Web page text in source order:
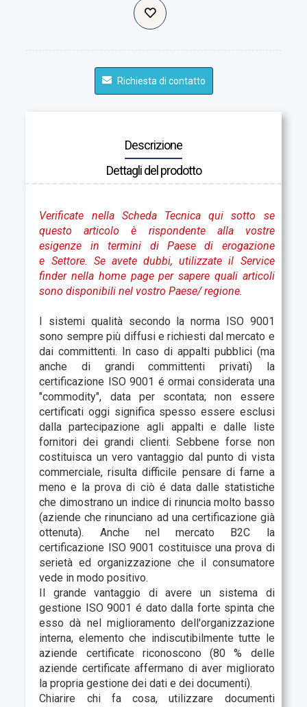
Richiesta di contatto
Descrizione
Dettagli del prodotto
Verificate nella Scheda Tecnica qui sotto se
questo articolo è rispondente alla vostre
esigenze in termini di Paese di erogazione
e Settore. Se avete dubbi, utilizzate il Service
finder nella home page per sapere quali articoli
sono disponibili nel vostro Paese/ regione.
I sistemi qualità secondo la norma ISO 9001
sono sempre più diffusi e richiesti dal mercato e
dai committenti. In caso di appalti pubblici (ma
anche di grandi committenti privati) la
certificazione ISO 9001 é ormai considerata una
"commodity", data per scontata; non essere
certificati oggi significa spesso essere esclusi
dalla partecipazione agli appalti e dalle liste
fornitori dei grandi clienti. Sebbene forse non
costituisca un vero vantaggio dal punto di vista
commerciale, risulta difficile pensare di farne a
meno e la prova di ciò é data dalle statistiche
che dimostrano un indice di rinuncia molto basso
(aziende che rinunciano ad una certificazione già
ottenuta). Anche nel mercato B2C la
certificazione ISO 9001 costituisce una prova di
serietà ed organizzazione che il consumatore
vede in modo positivo.
Il grande vantaggio di avere un sistema di
gestione ISO 9001 é dato dalla forte spinta che
esso dà nel miglioramento dell'organizzazione
interna, elemento che indiscutibilmente tutte le
aziende certificate riconoscono (80 % delle
aziende certificate affermano di aver migliorato
la propria gestione dei dati e dei documenti).
Chiarire chi fa cosa, utilizzare documenti